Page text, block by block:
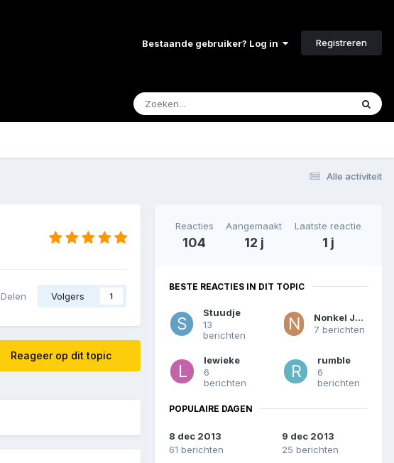
Bestaande gebruiker? Log in Registreren
Alle activiteit
Delen Volgers 1
Reageer op dit topic
Reacties
104
Aangemaakt
12 j
Laatste reactie
1 j
BESTE REACTIES IN DIT TOPIC
Stuudje
13
berichten
Nonkel Jones
7 berichten
lewieke
6
berichten
rumble
6
berichten
POPULAIRE DAGEN
8 dec 2013
61 berichten
9 dec 2013
25 berichten